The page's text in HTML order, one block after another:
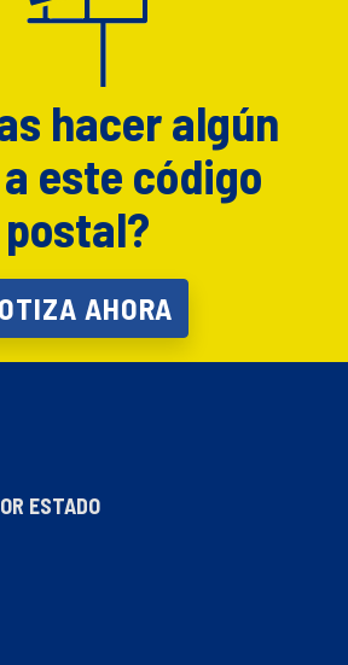
hacer algún
este código
postal?
AHORA
ESTADO